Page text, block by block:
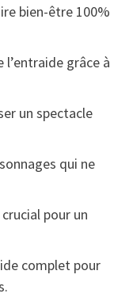
bien-être 100%
grâce à
un spectacle
qui ne
pour un
complet pour